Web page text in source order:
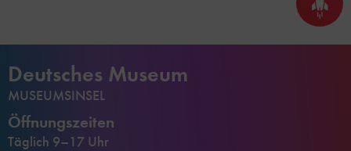
Seite
nach
oben
Deutsches Museum
MUSEUMSINSEL
Öffnungszeiten
Täglich 9–17 Uhr